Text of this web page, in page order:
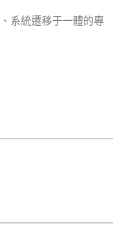
系統遷移于一體的專